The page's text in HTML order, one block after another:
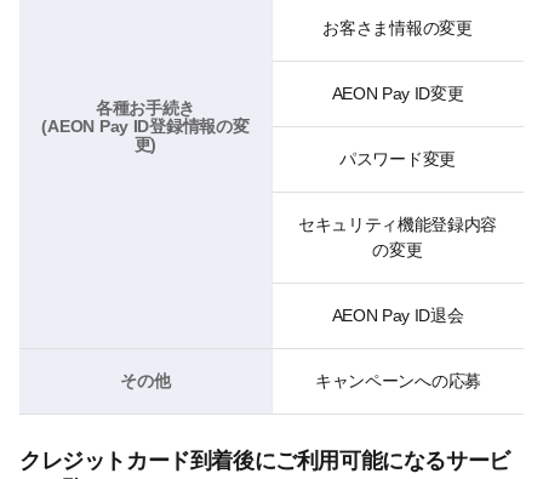
各種お手続き
(AEON Pay ID登録情報の変
更)
お客さま情報の変更
AEON Pay ID変更
パスワード変更
セキュリティ機能登録内容
の変更
AEON Pay ID退会
その他 キャンペーンへの応募
クレジットカード到着後にご利用可能になるサービ